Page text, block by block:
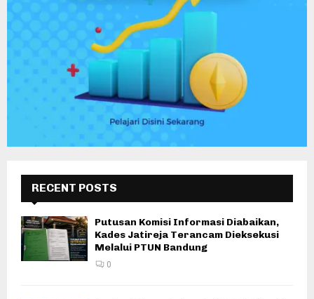
RECENT POSTS
Putusan Komisi Informasi Diabaikan,
Kades Jatireja Terancam Dieksekusi
Melalui PTUN Bandung
0